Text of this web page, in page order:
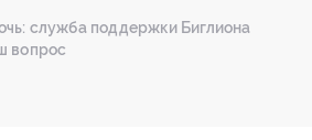
служба поддержки Биглиона
вопрос